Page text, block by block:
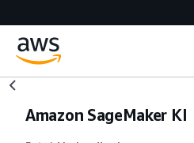
Amazon SageMaker KI